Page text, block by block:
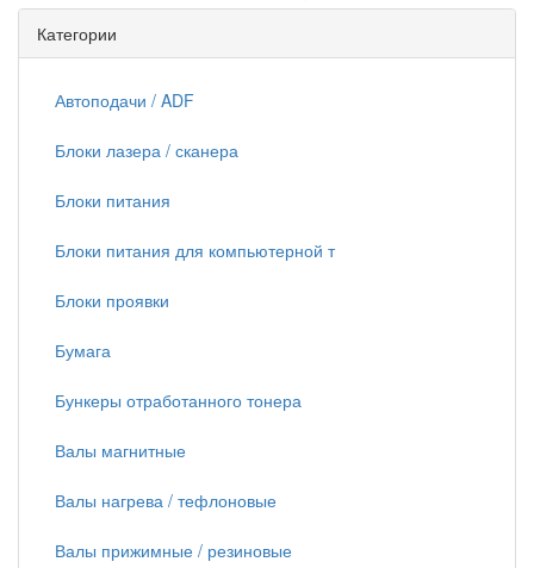
Категории
Автоподачи / ADF
Блоки лазера / сканера
Блоки питания
Блоки питания для компьютерной т
Блоки проявки
Бумага
Бункеры отработанного тонера
Валы магнитные
Валы нагрева / тефлоновые
Валы прижимные / резиновые